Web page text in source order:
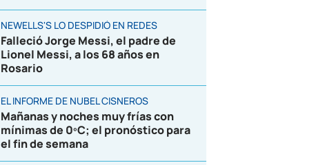
NEWELLS'S LO DESPIDIÓ EN REDES
Falleció Jorge Messi, el padre de
Lionel Messi, a los 68 años en
Rosario
EL INFORME DE NUBEL CISNEROS
Mañanas y noches muy frías con
mínimas de 0ºC; el pronóstico para
el fin de semana